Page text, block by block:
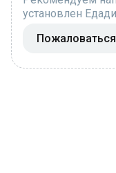
установлен
Пожаловаться